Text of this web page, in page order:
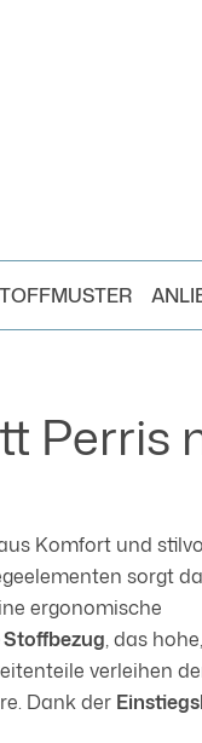
Perris
Komfort und
sorgt
ergonomische
, das hohe,
verleihen
Dank der